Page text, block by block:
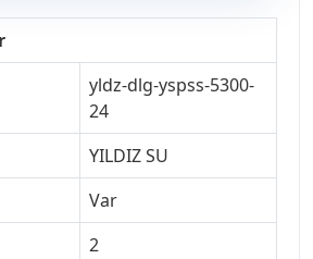
yldz-dlg-yspss-5300-
24
YILDIZ SU
Var
2